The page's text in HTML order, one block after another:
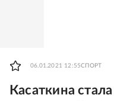
06.01.2021 12:55СПОРТ
Касаткина